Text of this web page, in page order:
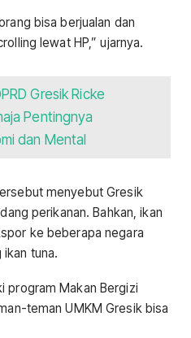
bisa berjualan dan
lewat HP,” ujarnya.
Gresik Ricke
Pentingnya
dan Mental
menyebut Gresik
perikanan. Bahkan, ikan
ke beberapa negara
tuna.
program Makan Bergizi
teman UMKM Gresik bisa